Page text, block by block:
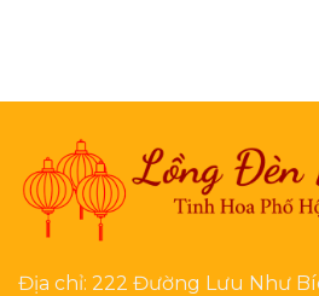
Địa chỉ: 222 Đường Lưu Như